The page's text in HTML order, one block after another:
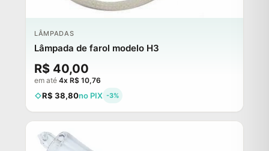
LÂMPADAS
Lâmpada de farol modelo H3
R$ 40,00
em até 4x R$ 10,76
R$ 38,80no PIX -3%